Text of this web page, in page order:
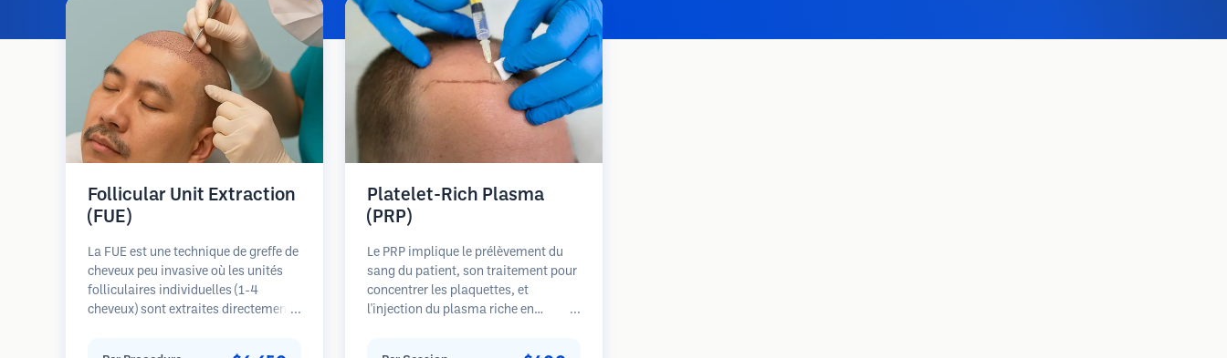
Follicular Unit Extraction
(FUE)
La FUE est une technique de greffe de
cheveux peu invasive où les unités
folliculaires individuelles (1-4
cheveux) sont extraites directement
Platelet-Rich Plasma
(PRP)
Le PRP implique le prélèvement du
sang du patient, son traitement pour
concentrer les plaquettes, et
l'injection du plasma riche en